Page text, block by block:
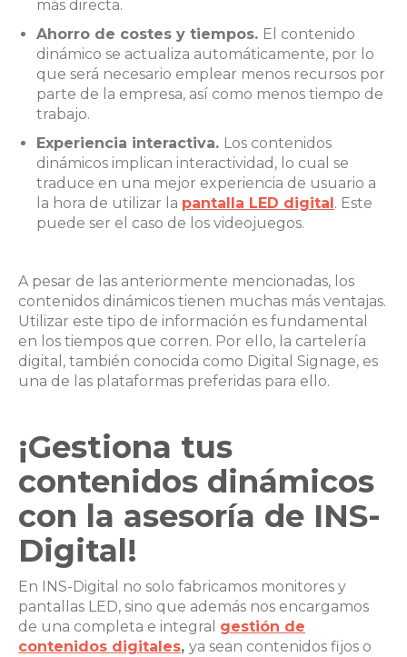
más directa.
Ahorro de costes y tiempos. El contenido
dinámico se actualiza automáticamente, por lo
que será necesario emplear menos recursos por
parte de la empresa, así como menos tiempo de
trabajo.
Experiencia interactiva. Los contenidos
dinámicos implican interactividad, lo cual se
traduce en una mejor experiencia de usuario a
la hora de utilizar la pantalla LED digital . Este
puede ser el caso de los videojuegos.
A pesar de las anteriormente mencionadas, los
contenidos dinámicos tienen muchas más ventajas.
Utilizar este tipo de información es fundamental
en los tiempos que corren. Por ello, la cartelería
digital, también conocida como Digital Signage, es
una de las plataformas preferidas para ello.
¡Gestiona tus
contenidos dinámicos
con la asesoría de INS-
Digital!
En INS-Digital no solo fabricamos monitores y
pantallas LED, sino que además nos encargamos
de una completa e integral gestión de
contenidos digitales, ya sean contenidos fijos o